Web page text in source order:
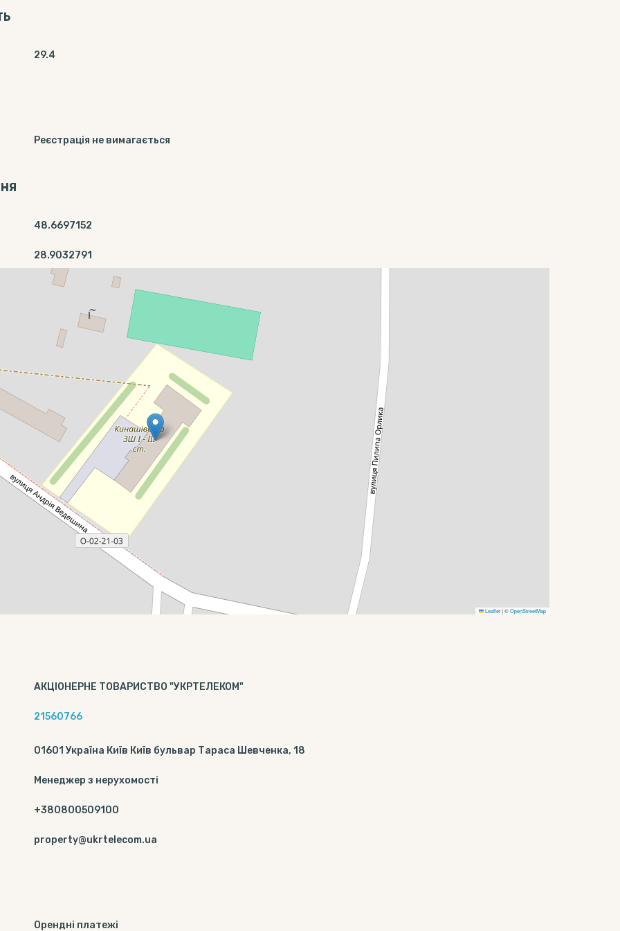
29.4
Реєстрація не вимагається
48.6697152
28.9032791
Leaflet|©OpenStreetMap
АКЦІОНЕРНЕ ТОВАРИСТВО "УКРТЕЛЕКОМ"
21560766
01601 Україна Київ Київ бульвар Тараса Шевченка, 18
Менеджер з нерухомості
+380800509100
property@ukrtelecom.ua
Орендні платежі